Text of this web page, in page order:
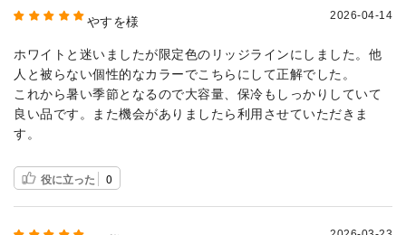
やすを様 2026-04-14
ホワイトと迷いましたが限定色のリッジラインにしました。他
人と被らない個性的なカラーでこちらにして正解でした。
これから暑い季節となるので大容量、保冷もしっかりしていて
良い品です。また機会がありましたら利用させていただきま
す。
役に立った 0